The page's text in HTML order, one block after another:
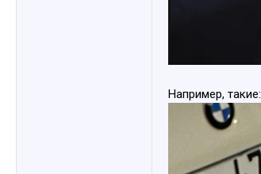
Например, такие: